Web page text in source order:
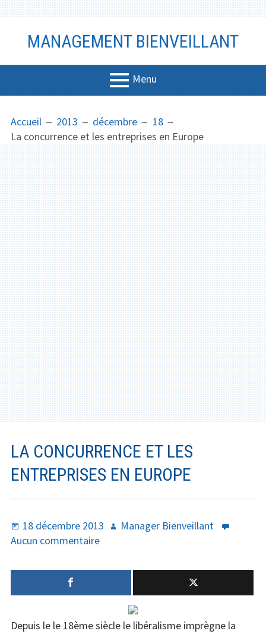
MANAGEMENT BIENVEILLANT
Menu
PRINCIPAL
Bien-être
Numérique
Livres
Outils
D'ARIANE
Accueil 2013 décembre
18
La concurrence et les entreprises en Europe
LA CONCURRENCE ET LES
ENTREPRISES EN EUROPE
Publié
le
18 décembre 2013 Auteur
Manager Bienveillant
Aucun commentairesur
concurrence
les
entreprises
en
Depuis le le 18ème siècle le libéralisme imprègne la